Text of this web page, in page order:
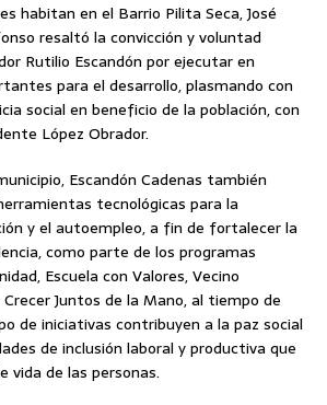
habitan en el Barrio Pilita Seca, José
resaltó la convicción y voluntad
Rutilio Escandón por ejecutar en
para el desarrollo, plasmando con
social en beneficio de la población, con
López Obrador.
Escandón Cadenas también
tecnológicas para la
y el autoempleo, a fin de fortalecer la
como parte de los programas
Escuela con Valores, Vecino
Juntos de la Mano, al tiempo de
de iniciativas contribuyen a la paz social
de inclusión laboral y productiva que
vida de las personas.